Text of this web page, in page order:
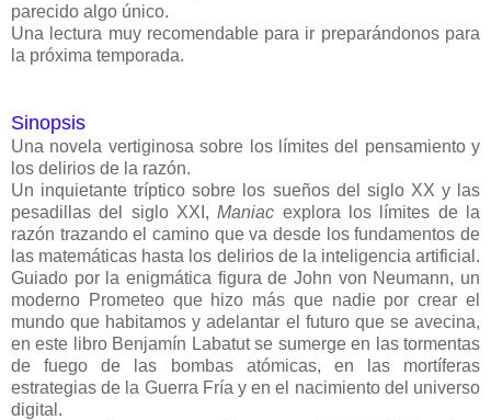
parecido algo único.
Una lectura muy recomendable para ir preparándonos para
la próxima temporada.
Sinopsis
Una novela vertiginosa sobre los límites del pensamiento y
los delirios de la razón.
Un inquietante tríptico sobre los sueños del siglo XX y las
pesadillas del siglo XXI,Maniac explora los límites de la
razón trazando el camino que va desde los fundamentos de
las matemáticas hasta los delirios de la inteligencia artificial.
Guiado por la enigmática figura de John von Neumann, un
moderno Prometeo que hizo más que nadie por crear el
mundo que habitamos y adelantar el futuro que se avecina,
en este libro Benjamín Labatut se sumerge en las tormentas
de fuego de las bombas atómicas, en las mortíferas
estrategias de la Guerra Fría y en el nacimiento del universo
digital.